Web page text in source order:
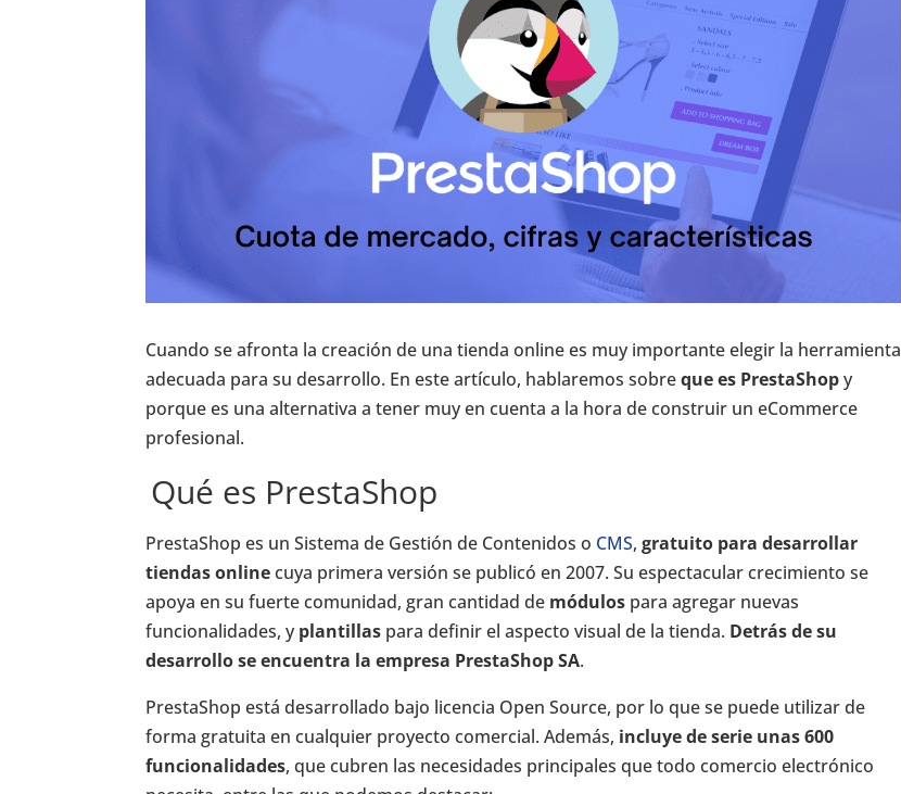
Cuando se afronta la creación de una tienda online es muy importante elegir la herramienta
adecuada para su desarrollo. En este artículo, hablaremos sobreque es PrestaShopy
porque es una alternativa a tener muy en cuenta a la hora de construir un eCommerce
profesional.
Qué es PrestaShop
PrestaShop es un Sistema de Gestión de Contenidos o CMS,gratuito para desarrollar
tiendas onlinecuya primera versión se publicó en 2007. Su espectacular crecimiento se
apoya en su fuerte comunidad, gran cantidad de módulos para agregar nuevas
funcionalidades, y plantillas para definir el aspecto visual de la tienda. Detrás de su
desarrollo se encuentra la empresa PrestaShop SA.
PrestaShop está desarrollado bajo licencia Open Source, por lo que se puede utilizar de
forma gratuita en cualquier proyecto comercial. Además, incluye de serie unas 600
funcionalidades, que cubren las necesidades principales que todo comercio electrónico